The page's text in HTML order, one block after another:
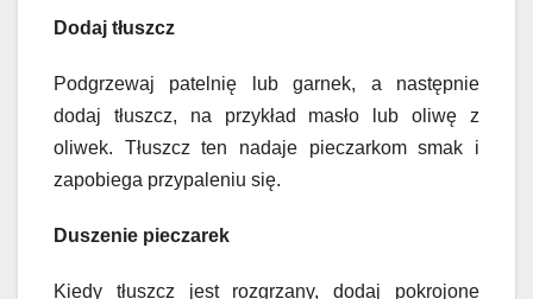
Dodaj tłuszcz
Podgrzewaj patelnię lub garnek, a następnie
dodaj tłuszcz, na przykład masło lub oliwę z
oliwek. Tłuszcz ten nadaje pieczarkom smak i
zapobiega przypaleniu się.
Duszenie pieczarek
Kiedy tłuszcz jest rozgrzany, dodaj pokrojone